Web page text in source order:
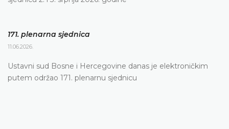
171. plenarna sjednica
11.06.2026.
Ustavni sud Bosne i Hercegovine danas je elektroničkim
putem održao 171. plenarnu sjednicu